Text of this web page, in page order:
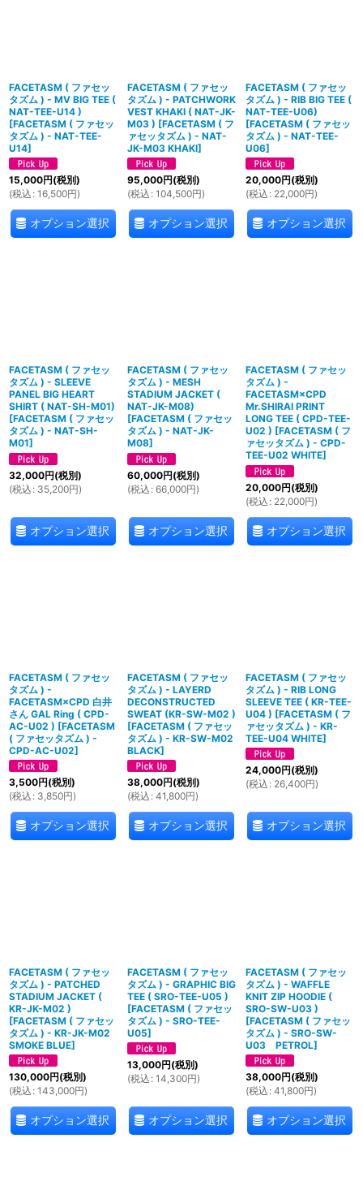
FACETASM ( ファセッ
タズム ) - MV BIG TEE (
NAT-TEE-U14 )
[FACETASM ( ファセッ
タズム ) - NAT-TEE-
U14]
15,000円(税別)
(税込 : 16,500円)
オプション選択
FACETASM ( ファセッ
タズム ) - PATCHWORK
VEST KHAKI ( NAT-JK-
M03 ) [FACETASM ( フ
ァセッタズム ) - NAT-
JK-M03 KHAKI]
95,000円(税別)
(税込 : 104,500円)
オプション選択
FACETASM ( ファセッ
タズム ) - RIB BIG TEE (
NAT-TEE-U06)
[FACETASM ( ファセッ
タズム ) - NAT-TEE-
U06]
20,000円(税別)
(税込 : 22,000円)
オプション選択
FACETASM ( ファセッ
タズム ) - SLEEVE
PANEL BIG HEART
SHIRT ( NAT-SH-M01)
[FACETASM ( ファセッ
タズム ) - NAT-SH-
M01]
32,000円(税別)
(税込 : 35,200円)
オプション選択
FACETASM ( ファセッ
タズム ) - MESH
STADIUM JACKET (
NAT-JK-M08)
[FACETASM ( ファセッ
タズム ) - NAT-JK-
M08]
60,000円(税別)
(税込 : 66,000円)
オプション選択
FACETASM ( ファセッ
タズム ) -
FACETASM×CPD
Mr.SHIRAI PRINT
LONG TEE ( CPD-TEE-
U02 ) [FACETASM ( フ
ァセッタズム ) - CPD-
TEE-U02 WHITE]
20,000円(税別)
(税込 : 22,000円)
オプション選択
FACETASM ( ファセッ
タズム ) -
FACETASM×CPD 白井
さん GAL Ring ( CPD-
AC-U02 ) [FACETASM
( ファセッタズム ) -
CPD-AC-U02]
3,500円(税別)
(税込 : 3,850円)
オプション選択
FACETASM ( ファセッ
タズム ) - LAYERD
DECONSTRUCTED
SWEAT (KR-SW-M02 )
[FACETASM ( ファセッ
タズム ) - KR-SW-M02
BLACK]
38,000円(税別)
(税込 : 41,800円)
オプション選択
FACETASM ( ファセッ
タズム ) - RIB LONG
SLEEVE TEE ( KR-TEE-
U04 ) [FACETASM ( フ
ァセッタズム ) - KR-
TEE-U04 WHITE]
24,000円(税別)
(税込 : 26,400円)
オプション選択
FACETASM ( ファセッ
タズム ) - PATCHED
STADIUM JACKET (
KR-JK-M02 )
[FACETASM ( ファセッ
タズム ) - KR-JK-M02
SMOKE BLUE]
130,000円(税別)
(税込 : 143,000円)
オプション選択
FACETASM ( ファセッ
タズム ) - GRAPHIC BIG
TEE ( SRO-TEE-U05 )
[FACETASM ( ファセッ
タズム ) - SRO-TEE-
U05]
13,000円(税別)
(税込 : 14,300円)
オプション選択
FACETASM ( ファセッ
タズム ) - WAFFLE
KNIT ZIP HOODIE (
SRO-SW-U03 )
[FACETASM ( ファセッ
タズム ) - SRO-SW-
U03 PETROL]
38,000円(税別)
(税込 : 41,800円)
オプション選択